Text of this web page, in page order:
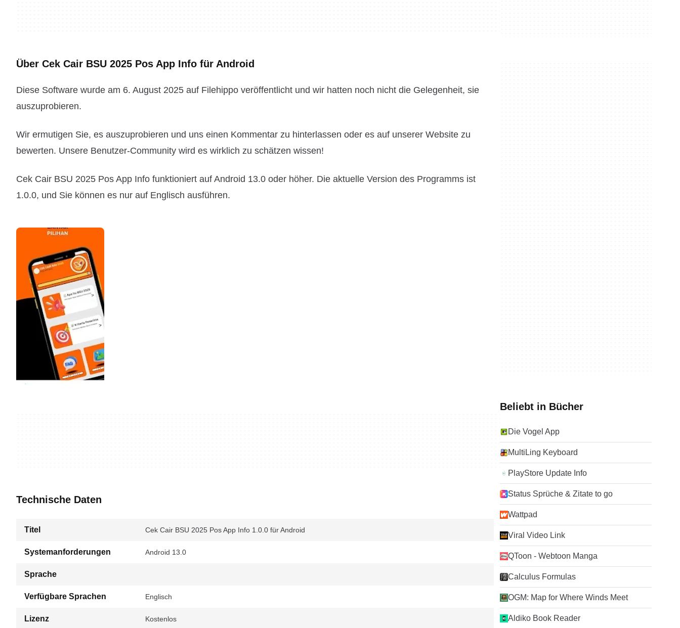
Über Cek Cair BSU 2025 Pos App Info für Android
Diese Software wurde am 6. August 2025 auf Filehippo veröffentlicht und wir hatten noch nicht die Gelegenheit, sie
auszuprobieren.
Wir ermutigen Sie, es auszuprobieren und uns einen Kommentar zu hinterlassen oder es auf unserer Website zu
bewerten. Unsere Benutzer-Community wird es wirklich zu schätzen wissen!
Cek Cair BSU 2025 Pos App Info funktioniert auf Android 13.0 oder höher. Die aktuelle Version des Programms ist
1.0.0, und Sie können es nur auf Englisch ausführen.
Technische Daten
Titel Cek Cair BSU 2025 Pos App Info 1.0.0 für Android
Systemanforderungen Android 13.0
Sprache
Verfügbare Sprachen Englisch
Lizenz Kostenlos
Beliebt in Bücher
Die Vogel App
MultiLing Keyboard
PlayStore Update Info
Status Sprüche & Zitate to go
Wattpad
Viral Video Link
QToon - Webtoon Manga
Calculus Formulas
OGM: Map for Where Winds Meet
Aldiko Book Reader